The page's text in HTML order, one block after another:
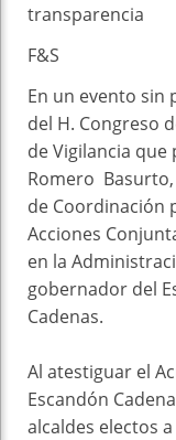
transparencia
F&S
En un evento sin
del H. Congreso
de Vigilancia que
Romero
de Coordinación
Acciones
en la
gobernador del
Cadenas.
Al atestiguar el
Escandón
alcaldes electos